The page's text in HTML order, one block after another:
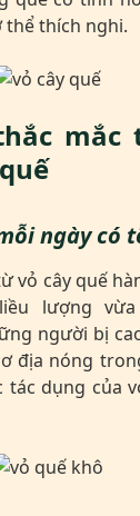
thể thích nghi.
mắc
ngày có
vỏ cây quế
lượng
người bị
địa nóng
dụng của